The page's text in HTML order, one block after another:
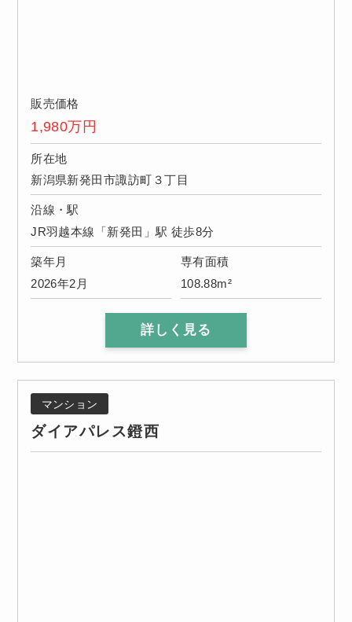
販売価格
1,980万円
所在地
新潟県新発田市諏訪町３丁目
沿線・駅
JR羽越本線「新発田」駅 徒歩8分
築年月
2026年2月
専有面積
108.88m²
詳しく見る
マンション
ダイアパレス鐙西